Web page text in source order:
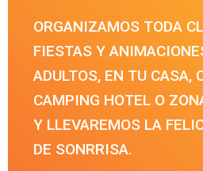
ORGANIZAMOS TODA
FIESTAS Y
ADULTOS, EN TU CASA,
CAMPING HOTEL O
Y LLEVAREMOS LA
DE SONRRISA.